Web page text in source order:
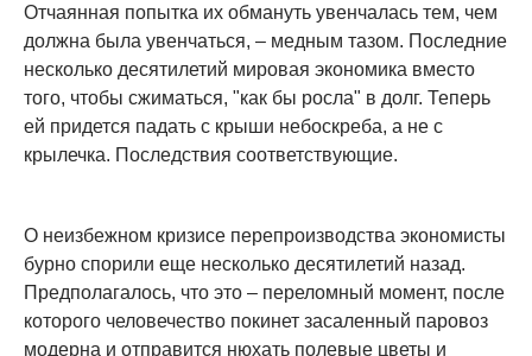
Отчаянная попытка их обмануть увенчалась тем, чем
должна была увенчаться, – медным тазом. Последние
несколько десятилетий мировая экономика вместо
того, чтобы сжиматься, "как бы росла" в долг. Теперь
ей придется падать с крыши небоскреба, а не с
крылечка. Последствия соответствующие.
О неизбежном кризисе перепроизводства экономисты
бурно спорили еще несколько десятилетий назад.
Предполагалось, что это – переломный момент, после
которого человечество покинет засаленный паровоз
модерна и отправится нюхать полевые цветы и